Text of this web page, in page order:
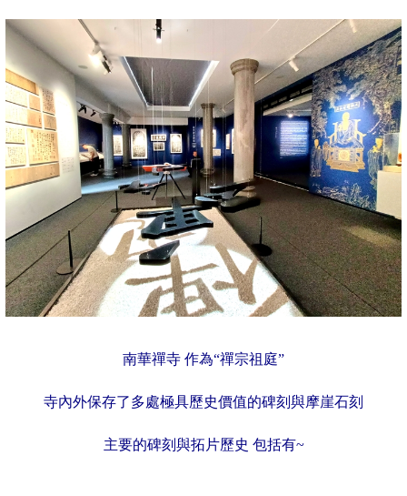
南華禪寺 作為“禪宗祖庭”
寺內外保存了多處極具歷史價值的碑刻與摩崖石刻
主要的碑刻與拓片歷史 包括有~